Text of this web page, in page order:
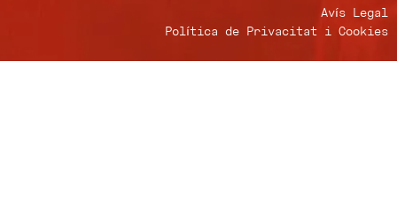
Avís Legal
Política de Privacitat i Cookies